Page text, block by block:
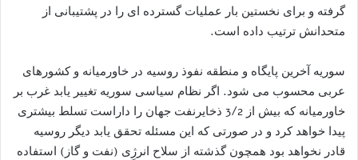
گرفته و برای نخستین بار عملیات گسترده ای را در پشتیبانی از
متحدانش ترتیب داده است.
سوریه آخرین پایگاه و منطقه نفوذ روسیه در خاورمیانه و کشورهای
عربی محسوب می شود. اگر نظام سیاسی سوریه تغییر یابد غرب بر
خاورمیانه که بیش از 3/2 ذخایرنفت جهان را داراست تسلط بیشتری
پیدا خواهد کرد و در صورتی که این مسئله تحقق یابد دیگر روسیه
قادر نخواهد بود همچون گذشته از سلاح انرژِی (نفت و گاز) استفاده